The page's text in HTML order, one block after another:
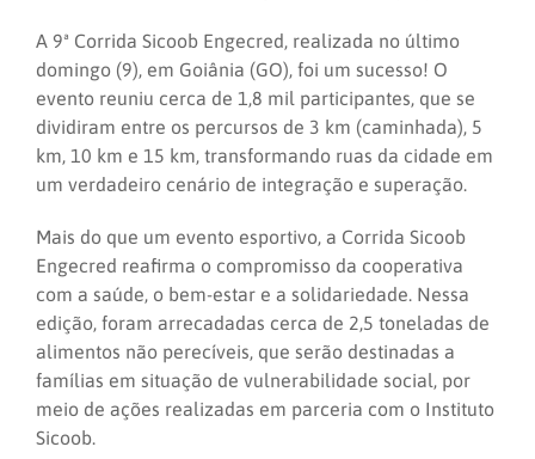
A 9ª Corrida Sicoob Engecred, realizada no último
domingo (9), em Goiânia (GO), foi um sucesso! O
evento reuniu cerca de 1,8 mil participantes, que se
dividiram entre os percursos de 3 km (caminhada), 5
km, 10 km e 15 km, transformando ruas da cidade em
um verdadeiro cenário de integração e superação.
Mais do que um evento esportivo, a Corrida Sicoob
Engecred reafirma o compromisso da cooperativa
com a saúde, o bem-estar e a solidariedade. Nessa
edição, foram arrecadadas cerca de 2,5 toneladas de
alimentos não perecíveis, que serão destinadas a
famílias em situação de vulnerabilidade social, por
meio de ações realizadas em parceria com o Instituto
Sicoob.